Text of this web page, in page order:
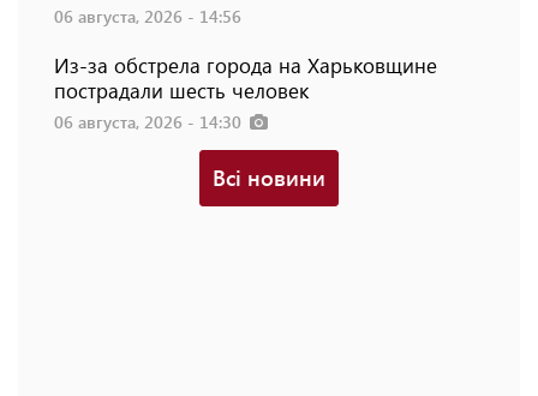
06 августа, 2026 - 14:56
Из-за обстрела города на Харьковщине
пострадали шесть человек
06 августа, 2026 - 14:30
Всі новини